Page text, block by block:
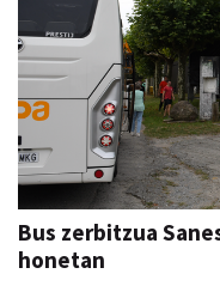
Bus zerbitzua
honetan